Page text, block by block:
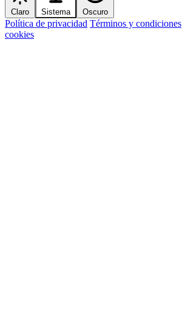
Claro Sistema Oscuro
Política de privacidad Términos y condiciones
cookies